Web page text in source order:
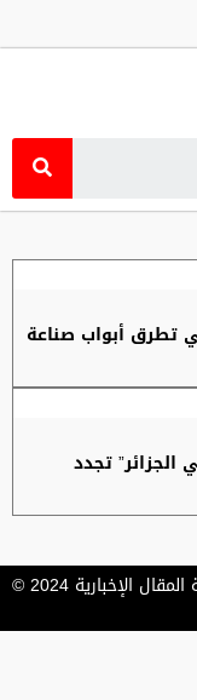
تطرق أبواب صناعة
الجزائر” تجدد
الإخبارية 2024 ©